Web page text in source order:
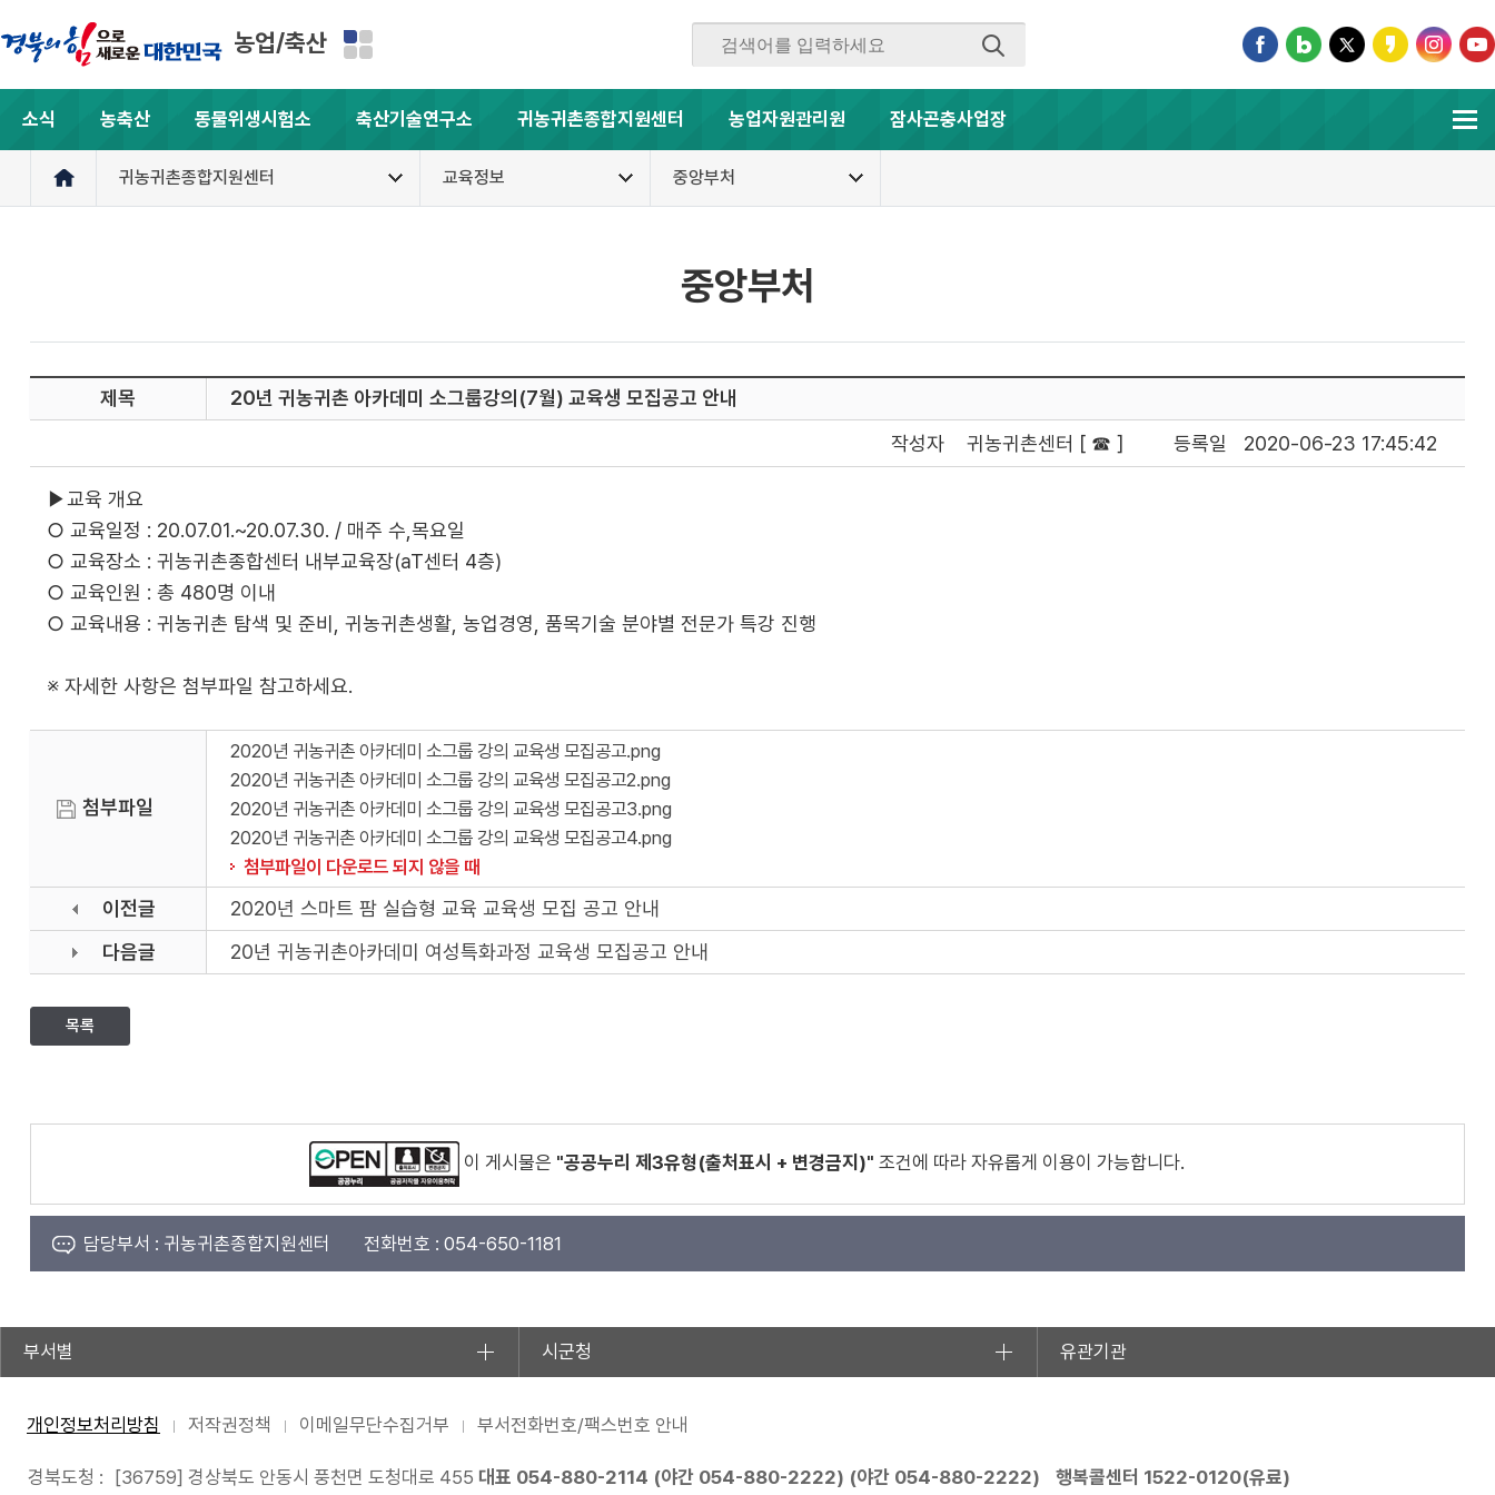
농업/축산
소식 농축산 동물위생시험소 축산기술연구소 귀농귀촌종합지원센터 농업자원관리원 잠사곤충사업장
귀농귀촌종합지원센터 교육정보 중앙부처
중앙부처
제목
20년 귀농귀촌 아카데미 소그룹강의(7월) 교육생 모집공고 안내
등록일
2020-06-23 17:45:42
작성자 귀농귀촌센터 [ ☎ ]
▶교육 개요
○ 교육일정 : 20.07.01.~20.07.30. / 매주 수,목요일
○ 교육장소 : 귀농귀촌종합센터 내부교육장(aT센터 4층)
○ 교육인원 : 총 480명 이내
○ 교육내용 : 귀농귀촌 탐색 및 준비, 귀농귀촌생활, 농업경영, 품목기술 분야별 전문가 특강 진행
※ 자세한 사항은 첨부파일 참고하세요.
첨부파일
2020년 귀농귀촌 아카데미 소그룹 강의 교육생 모집공고.png
2020년 귀농귀촌 아카데미 소그룹 강의 교육생 모집공고2.png
2020년 귀농귀촌 아카데미 소그룹 강의 교육생 모집공고3.png
2020년 귀농귀촌 아카데미 소그룹 강의 교육생 모집공고4.png
첨부파일이 다운로드 되지 않을 때
이전글
2020년 스마트 팜 실습형 교육 교육생 모집 공고 안내
다음글
20년 귀농귀촌아카데미 여성특화과정 교육생 모집공고 안내
목록
이 게시물은 "공공누리 제3유형(출처표시 + 변경금지)" 조건에 따라 자유롭게 이용이 가능합니다.
담당부서 : 귀농귀촌종합지원센터 전화번호 : 054-650-1181
부서별 시군청 유관기관
개인정보처리방침 저작권정책 이메일무단수집거부 부서전화번호/팩스번호 안내
경북도청 : [36759] 경상북도 안동시 풍천면 도청대로 455 대표 054-880-2114 (야간 054-880-2222) (야간 054-880-2222) 행복콜센터 1522-0120(유료)